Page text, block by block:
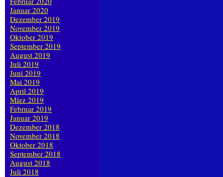
Januar 2020
Dezember 2019
November 2019
Oktober 2019
September 2019
August 2019
Juli 2019
Juni 2019
Mai 2019
April 2019
März 2019
Februar 2019
Januar 2019
Dezember 2018
November 2018
Oktober 2018
September 2018
August 2018
Juli 2018